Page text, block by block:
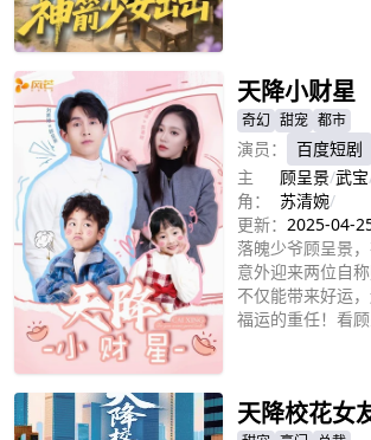
天降小财星
奇幻 甜宠 都市
演员：
百度短剧
主
角：
顾呈景/武宝
苏清婉/
更新： 2025-04-
落魄少爷顾呈景
意外迎来两位自
不仅能带来好运
福运的重任！看
天降校花女